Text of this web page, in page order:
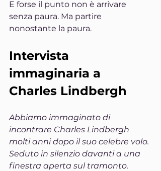
E forse il punto non è arrivare
senza paura. Ma partire
nonostante la paura.
Intervista
immaginaria a
Charles Lindbergh
Abbiamo immaginato di
incontrare Charles Lindbergh
molti anni dopo il suo celebre volo.
Seduto in silenzio davanti a una
finestra aperta sul tramonto.